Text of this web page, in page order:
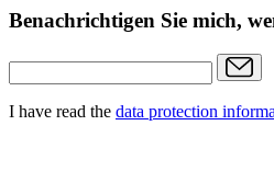
Benachrichtigen Sie mich,
I have read the data protection